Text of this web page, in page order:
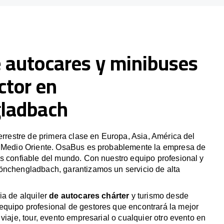
y minibuses
en
de primera clase en Europa, Asia, América del
Oriente. OsaBus es probablemente la empresa de
confiable del mundo. Con nuestro equipo profesional y
garantizamos un servicio de alta
de alquilerde autocares chárter y turismo desde
profesional de gestores que encontrará la mejor
tour, evento empresarial o cualquier otro evento en